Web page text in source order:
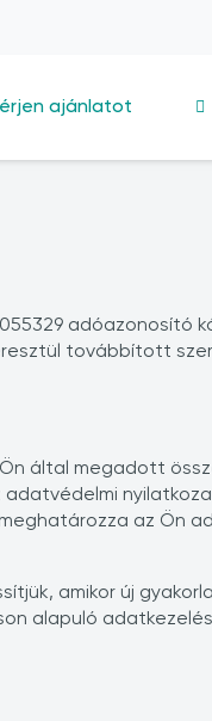
ajánlatot
adóazonosító
továbbított
által megadott
adatvédelmi
az Ön
amikor új
alapuló